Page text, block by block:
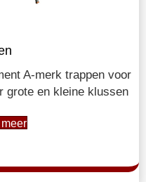
A-merk trappen voor
grote en kleine klussen
meer